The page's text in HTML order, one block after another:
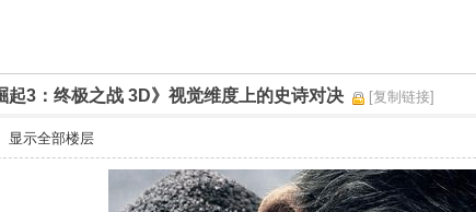
起3：终极之战 3D》视觉维度上的史诗对决 [复制链接]
显示全部楼层